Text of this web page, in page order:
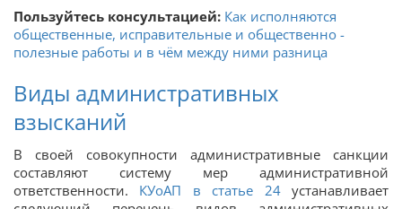
Пользуйтесь консультацией: Как исполняются
общественные, исправительные и общественно -
полезные работы и в чём между ними разница
Виды административных
взысканий
В своей совокупности административные санкции
составляют систему мер административной
ответственности. КУоАП в статье 24устанавливает